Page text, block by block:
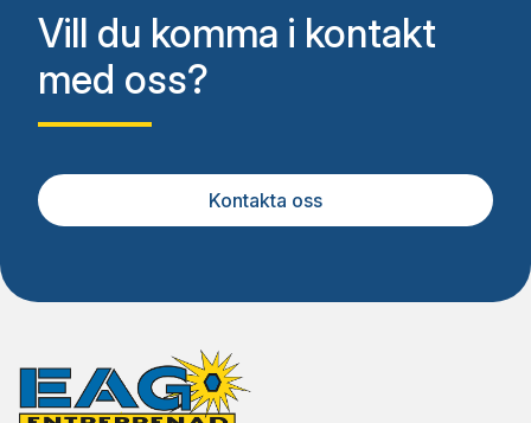
Vill du komma i kontakt
med oss?
Kontakta oss